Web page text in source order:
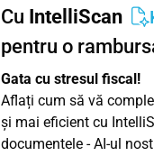
Cu IntelliScan
pentru o
Gata cu stresul fiscal!
Aflați cum să vă
și mai eficient cu
documentele - AI-ul